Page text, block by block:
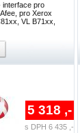
interface pro
pro Xerox
VL B71xx,
5 318 ,-
s DPH 6 435 ,-